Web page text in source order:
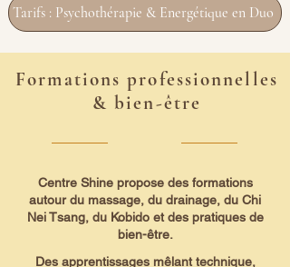
Tarifs : Psychothérapie & Energétique en Duo
Formations professionnelles
& bien-être
Centre Shine propose des formations
autour du massage, du drainage, du Chi
Nei Tsang, du Kobido et des pratiques de
bien-être.
Des apprentissages mêlant technique,